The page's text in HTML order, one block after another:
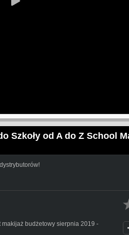
Szkoły od A do Z School
makijaż budżetowy sierpnia 2019 -